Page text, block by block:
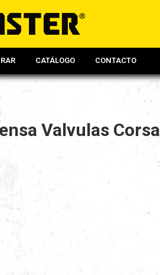
CATÁLOGO CONTACTO
Valvulas Corsa